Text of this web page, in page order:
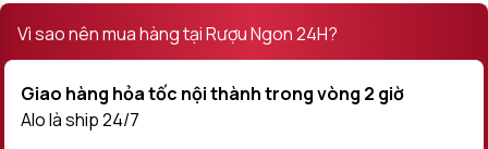
Vì sao nên mua hàng tại Rượu Ngon 24H?
Giao hàng hỏa tốc nội thành trong vòng 2 giờ
Alo là ship 24/7